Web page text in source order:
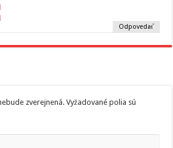
Odpovedať
zverejnená. Vyžadované polia sú